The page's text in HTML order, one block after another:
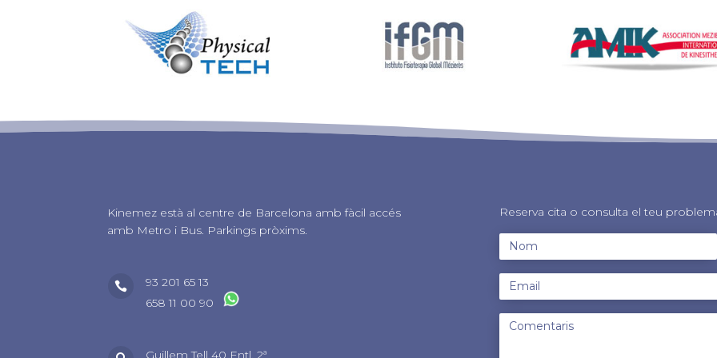
Kinemez està al centre de Barcelona amb fàcil accés
amb Metro i Bus. Parkings pròxims.

93 201 65 13
658 11 00 90
Guillem Tell 40 Entl. 2ª
Reserva cita o consulta el teu